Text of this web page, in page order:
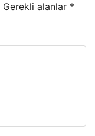
Gerekli alanlar *